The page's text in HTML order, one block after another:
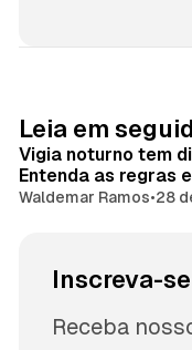
Leia em
Vigia noturno tem
Entenda as regras
Waldemar Ramos•28
Inscreva-
Receba